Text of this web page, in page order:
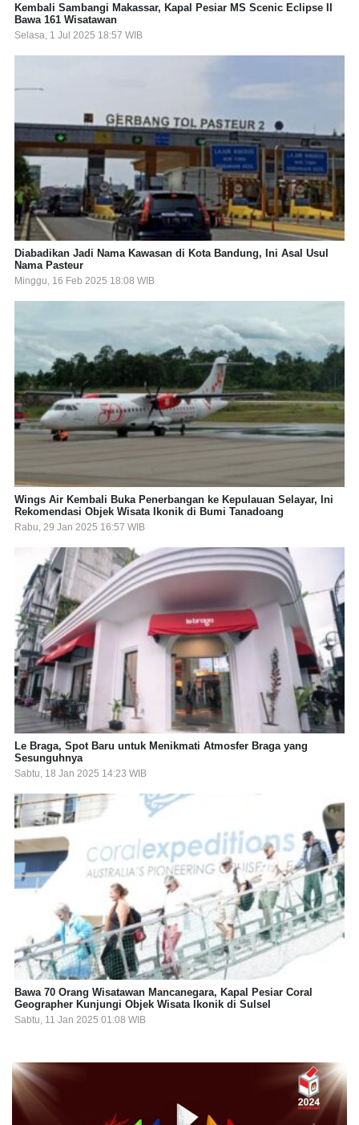
Kembali Sambangi Makassar, Kapal Pesiar MS Scenic Eclipse II
Bawa 161 Wisatawan
Selasa, 1 Jul 2025 18:57 WIB
Diabadikan Jadi Nama Kawasan di Kota Bandung, Ini Asal Usul
Nama Pasteur
Minggu, 16 Feb 2025 18:08 WIB
Wings Air Kembali Buka Penerbangan ke Kepulauan Selayar, Ini
Rekomendasi Objek Wisata Ikonik di Bumi Tanadoang
Rabu, 29 Jan 2025 16:57 WIB
Le Braga, Spot Baru untuk Menikmati Atmosfer Braga yang
Sesunguhnya
Sabtu, 18 Jan 2025 14:23 WIB
Bawa 70 Orang Wisatawan Mancanegara, Kapal Pesiar Coral
Geographer Kunjungi Objek Wisata Ikonik di Sulsel
Sabtu, 11 Jan 2025 01:08 WIB